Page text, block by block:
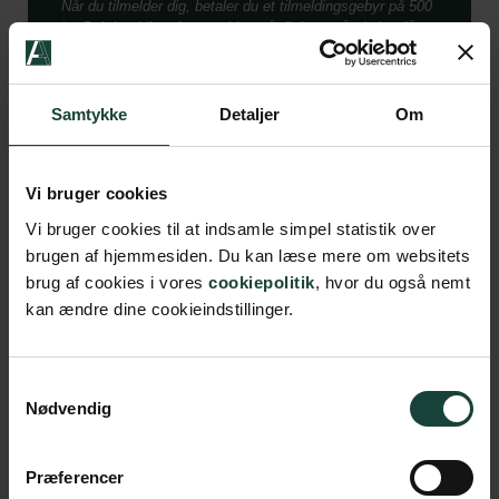
Samtykke Detaljer Om
Vi bruger cookies
Vi bruger cookies til at indsamle simpel statistik over
brugen af hjemmesiden. Du kan læse mere om websitets
brug af cookies i vores cookiepolitik, hvor du også nemt
kan ændre dine cookieindstillinger.
Nødvendig
Præferencer
Når du tilmelder dig, betaler du et tilmeldingsgebyr på 500
kr. Beløbet bliver først trukket på dit kort, når du har fået
en plads på kurset. Tilmeldingsgebyret, som er et
administrationsgebyr, tilbagebetales ikke, hvis du senere
senest tre uger før kursusstart.
Måske kunne du også være
interesseret i: